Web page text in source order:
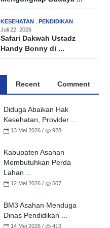
KESEHATAN , PENDIDIKAN
Juli 22, 2026
Safari Dakwah Ustadz
Handy Bonny di ...
Recent Comment
Diduga Abaikan Hak
Kesehatan, Provider ...
13 Mei 2026 / 928
Kabupaten Asahan
Membutuhkan Perda
Lahan ...
12 Mei 2026 / 507
BM3 Asahan Menduga
Dinas Pendidikan ...
14 Mei 2026 / 413